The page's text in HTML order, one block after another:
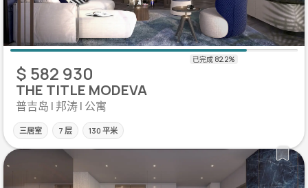
$ 582 930
THE TITLE MODEVA
普吉岛 | 邦涛 | 公寓
三居室 7 层 130 平米